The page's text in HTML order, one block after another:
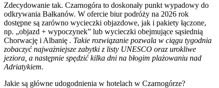
Zdecydowanie tak. Czarnogóra to doskonały punkt wypadowy do
odkrywania Bałkanów. W ofercie biur podróży na 2026 rok
dostępne są zarówno wycieczki objazdowe, jak i pakiety łączone,
np. „objazd + wypoczynek” lub wycieczki obejmujące sąsiednią
Chorwację i Albanię . Takie rozwiązanie pozwala w ciągu tygodnia
zobaczyć najważniejsze zabytki z listy UNESCO oraz urokliwe
jeziora, a następnie spędzić kilka dni na błogim plażowaniu nad
Adriatykiem.
Jakie są główne udogodnienia w hotelach w Czarnogórze?